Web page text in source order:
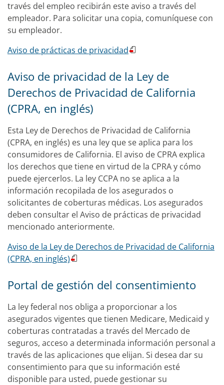
través del empleo recibirán este aviso a través del
empleador. Para solicitar una copia, comuníquese con
su empleador.
Aviso de prácticas de privacidad
Aviso de privacidad de la Ley de
Derechos de Privacidad de California
(CPRA, en inglés)
Esta Ley de Derechos de Privacidad de California
(CPRA, en inglés) es una ley que se aplica para los
consumidores de California. El aviso de CPRA explica
los derechos que tiene en virtud de la CPRA y cómo
puede ejercerlos. La ley CCPA no se aplica a la
información recopilada de los asegurados o
solicitantes de coberturas médicas. Los asegurados
deben consultar el Aviso de prácticas de privacidad
mencionado anteriormente.
Aviso de la Ley de Derechos de Privacidad de California
(CPRA, en inglés)
Portal de gestión del consentimiento
La ley federal nos obliga a proporcionar a los
asegurados vigentes que tienen Medicare, Medicaid y
coberturas contratadas a través del Mercado de
seguros, acceso a determinada información personal a
través de las aplicaciones que elijan. Si desea dar su
consentimiento para que su información esté
disponible para usted, puede gestionar su